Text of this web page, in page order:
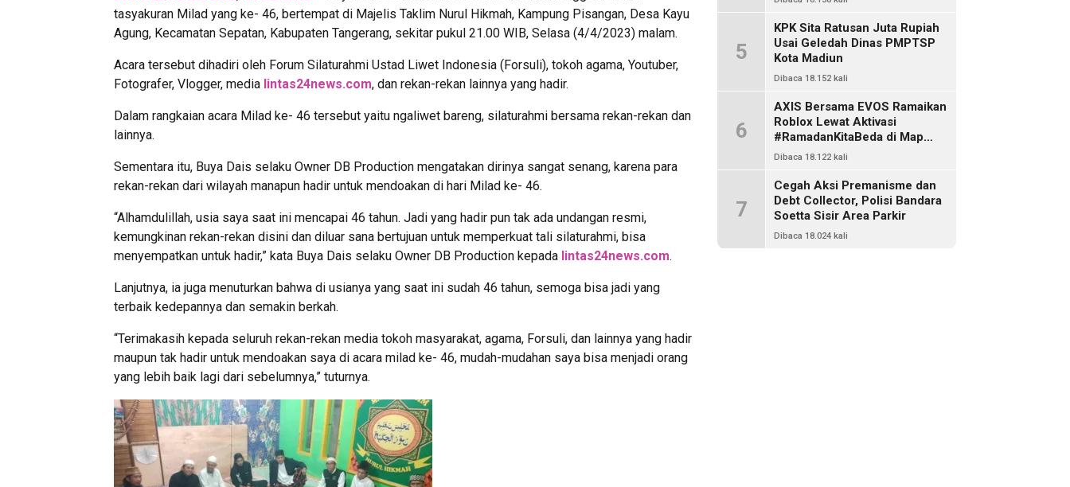
tasyakuran Milad yang ke- 46, bertempat di Majelis Taklim Nurul Hikmah, Kampung Pisangan, Desa Kayu
Agung, Kecamatan Sepatan, Kabupaten Tangerang, sekitar pukul 21.00 WIB, Selasa (4/4/2023) malam.
Acara tersebut dihadiri oleh Forum Silaturahmi Ustad Liwet Indonesia (Forsuli), tokoh agama, Youtuber,
Fotografer, Vlogger, media lintas24news.com, dan rekan-rekan lainnya yang hadir.
Dalam rangkaian acara Milad ke- 46 tersebut yaitu ngaliwet bareng, silaturahmi bersama rekan-rekan dan
lainnya.
Sementara itu, Buya Dais selaku Owner DB Production mengatakan dirinya sangat senang, karena para
rekan-rekan dari wilayah manapun hadir untuk mendoakan di hari Milad ke- 46.
“Alhamdulillah, usia saya saat ini mencapai 46 tahun. Jadi yang hadir pun tak ada undangan resmi,
kemungkinan rekan-rekan disini dan diluar sana bertujuan untuk memperkuat tali silaturahmi, bisa
menyempatkan untuk hadir,” kata Buya Dais selaku Owner DB Production kepada lintas24news.com.
Lanjutnya, ia juga menuturkan bahwa di usianya yang saat ini sudah 46 tahun, semoga bisa jadi yang
terbaik kedepannya dan semakin berkah.
“Terimakasih kepada seluruh rekan-rekan media tokoh masyarakat, agama, Forsuli, dan lainnya yang hadir
maupun tak hadir untuk mendoakan saya di acara milad ke- 46, mudah-mudahan saya bisa menjadi orang
yang lebih baik lagi dari sebelumnya,” tuturnya.
5
KPK Sita Ratusan Juta Rupiah
Usai Geledah Dinas PMPTSP
Kota Madiun
Dibaca 18.152 kali
6
AXIS Bersama EVOS Ramaikan
Roblox Lewat Aktivasi
#RamadanKitaBeda di Map
Indo Chat
Dibaca 18.122 kali
7
Cegah Aksi Premanisme dan
Debt Collector, Polisi Bandara
Soetta Sisir Area Parkir
Dibaca 18.024 kali